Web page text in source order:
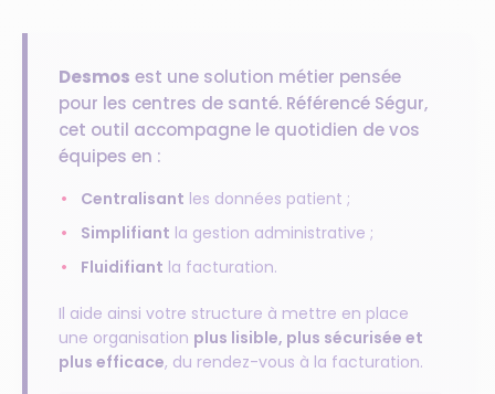
Desmos est une solution métier pensée
pour les centres de santé. Référencé Ségur,
cet outil accompagne le quotidien de vos
équipes en :
• Centralisant les données patient ;
•
Simplifiant la gestion administrative ;
•
Fluidifiant la facturation.
Il aide ainsi votre structure à mettre en place
une organisation plus lisible, plus sécurisée et
plus efficace, du rendez-vous à la facturation.